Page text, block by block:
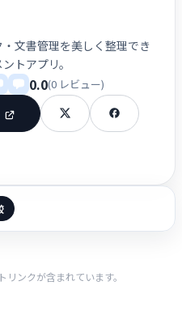
文書管理を美しく整理でき
トアプリ。
0.0(0 レビュー)
ンクが含まれています。